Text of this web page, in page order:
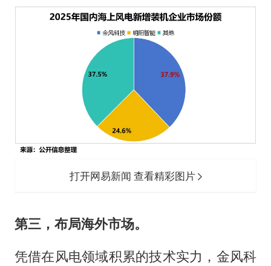
打开网易新闻 查看精彩图片
第三，布局海外市场。
凭借在风电领域积累的技术实力，金风科